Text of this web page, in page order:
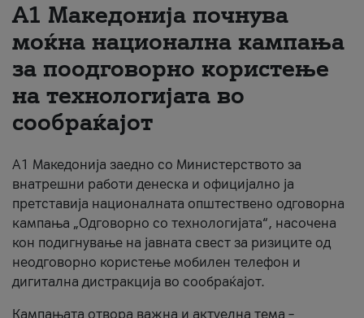
#ПодобарОнлајн
A1 Македонија почнува
моќна национална кампања
за поодговорно користење
на технологијата во
сообраќајот
A1 Македонија заедно со Министерството за
внатрешни работи денеска и официјално ја
претставија националната општествено одговорна
кампања „Одговорно со технологијата“, насочена
кон подигнување на јавната свест за ризиците од
неодговорно користење мобилен телефон и
дигитална дистракција во сообраќајот.
Кампањата отвора важна и актуелна тема –